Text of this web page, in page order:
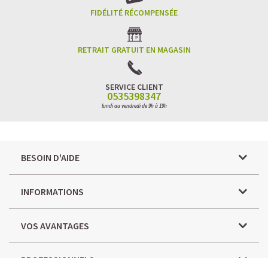
FIDÉLITÉ RÉCOMPENSÉE
RETRAIT GRATUIT EN MAGASIN
SERVICE CLIENT
0535398347
lundi au vendredi de 9h à 19h
BESOIN D'AIDE
INFORMATIONS
VOS AVANTAGES